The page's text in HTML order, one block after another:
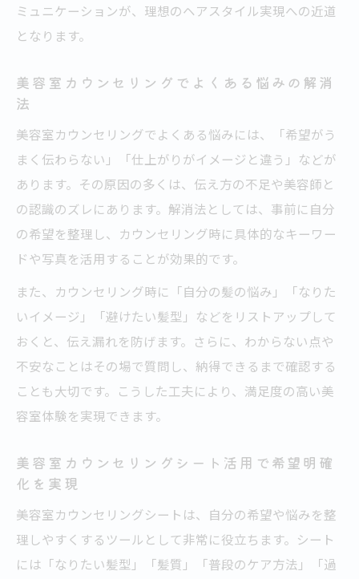
注意点
美容室カウンセリングのみを賢く使うおす
自分らしいヘアスタイルを相談ですっきり共有
体化する
美容室カウンセリング時の悩み共有の仕方
を紹介
現する秘訣
カウンセリングシート活用術で希望を明確に伝
える
するコツ
美容室カウンセリングシートの書き方と活
用法を解説
美容室カウンセリングシートで悩みを明確
に伝える
ミュニケーションが、理想のヘアスタイル実現への近道
となります。
美容室カウンセリングでよくある悩みの解消
法
美容室カウンセリングでよくある悩みには、「希望がう
まく伝わらない」「仕上がりがイメージと違う」などが
あります。その原因の多くは、伝え方の不足や美容師と
の認識のズレにあります。解消法としては、事前に自分
の希望を整理し、カウンセリング時に具体的なキーワー
ドや写真を活用することが効果的です。
また、カウンセリング時に「自分の髪の悩み」「なりた
いイメージ」「避けたい髪型」などをリストアップして
おくと、伝え漏れを防げます。さらに、わからない点や
不安なことはその場で質問し、納得できるまで確認する
ことも大切です。こうした工夫により、満足度の高い美
容室体験を実現できます。
美容室カウンセリングシート活用で希望明確
化を実現
美容室カウンセリングシートは、自分の希望や悩みを整
理しやすくするツールとして非常に役立ちます。シート
には「なりたい髪型」「髪質」「普段のケア方法」「過